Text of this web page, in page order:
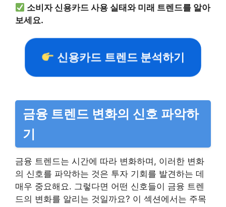
소비자 신용카드 사용 실태와 미래 트렌드를 알아
보세요.
신용카드 트렌드 분석하기
금융 트렌드 변화의 신호 파악하
기
금융 트렌드는 시간에 따라 변화하며, 이러한 변화
의 신호를 파악하는 것은 투자 기회를 발견하는 데
매우 중요해요. 그렇다면 어떤 신호들이 금융 트렌
드의 변화를 알리는 것일까요? 이 섹션에서는 주목